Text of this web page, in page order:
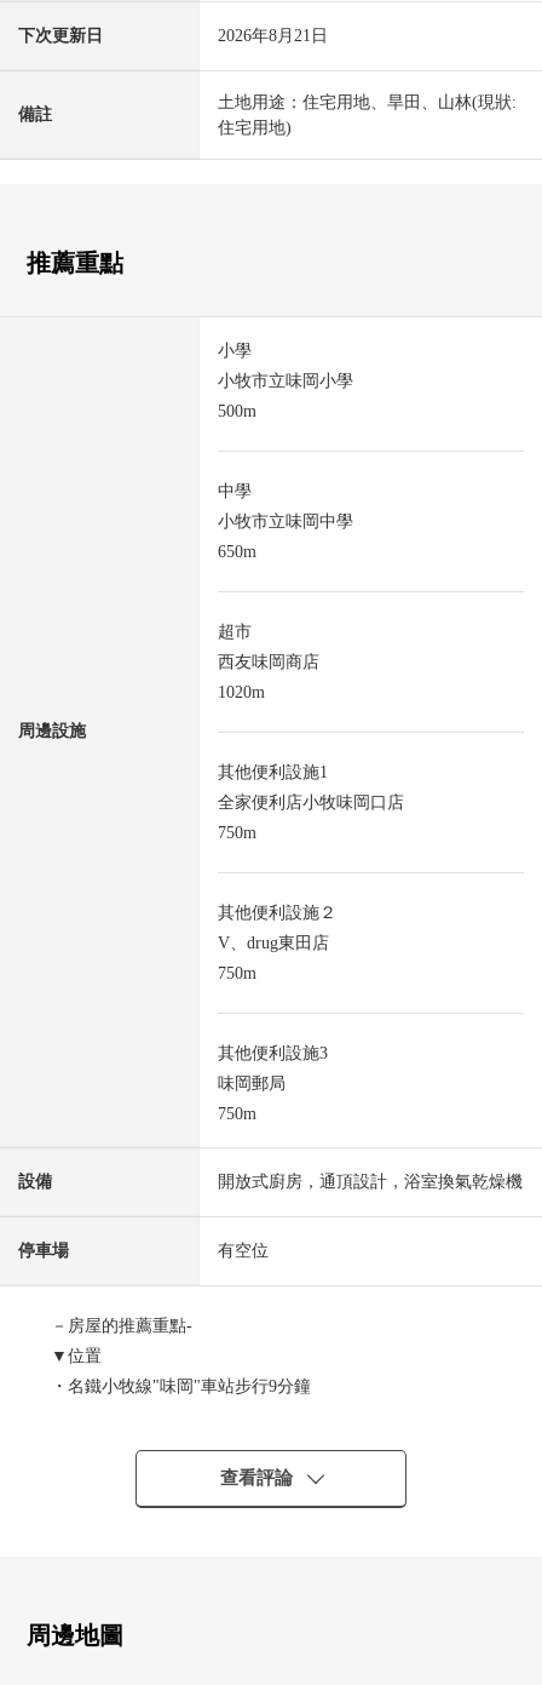
下次更新日 2026年8月21日
備註
土地用途：住宅用地、旱田、山林(現狀:
住宅用地)
推薦重點
周邊設施
小學
小牧市立味岡小學
500m
中學
小牧市立味岡中學
650m
超市
西友味岡商店
1020m
其他便利設施1
全家便利店小牧味岡口店
750m
其他便利設施２
V、drug東田店
750m
其他便利設施3
味岡郵局
750m
設備 開放式廚房，通頂設計，浴室換氣乾燥機
停車場 有空位
－房屋的推薦重點-
▼位置
・名鐵小牧線"味岡"車站步行9分鐘
▼建築物的特徴
・木造2階建，建築面積約30.7坪的4LDK新建透天房
・有停車位3台分鐘(出自車型的)
・通風明亮地好的所有房間2面采光
查看評論
周邊地圖